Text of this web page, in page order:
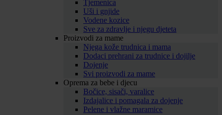
Tjemenica
Uši i gnjide
Vodene kozice
Sve za zdravlje i njegu djeteta
Proizvodi za mame
Njega kože trudnica i mama
Dodaci prehrani za trudnice i dojilje
Dojenje
Svi proizvodi za mame
Oprema za bebe i djecu
Bočice, sisači, varalice
Izdajalice i pomagala za dojenje
Pelene i vlažne maramice